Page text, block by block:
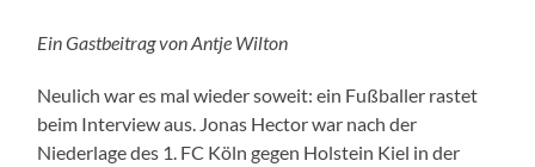
Ein Gastbeitrag von Antje Wilton
Neulich war es mal wieder soweit: ein Fußballer rastet
beim Interview aus. Jonas Hector war nach der
Niederlage des 1. FC Köln gegen Holstein Kiel in der